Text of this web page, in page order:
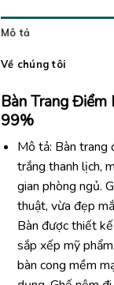
Mô tả
Về chúng tôi
Bàn Trang Điểm
99%
Mô tả: Bàn trang
trắng thanh lịch,
gian phòng ngủ.
thuật, vừa đẹp
Bàn được thiết
sắp xếp mỹ
bàn cong mềm